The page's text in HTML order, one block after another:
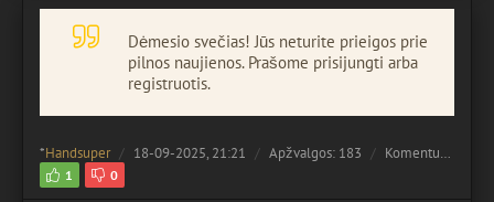
Dėmesio svečias! Jūs neturite prieigos prie
pilnos naujienos. Prašome prisijungti arba
registruotis.
*Handsuper 18-09-2025, 21:21 Apžvalgos: 183 Komentuota:
1 0